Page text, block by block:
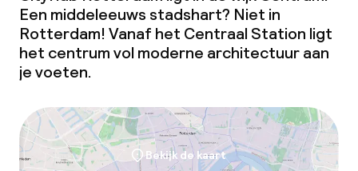
Een middeleeuws stadshart? Niet in
Rotterdam! Vanaf het Centraal Station ligt
het centrum vol moderne architectuur aan
je voeten.
Bekijk de kaart